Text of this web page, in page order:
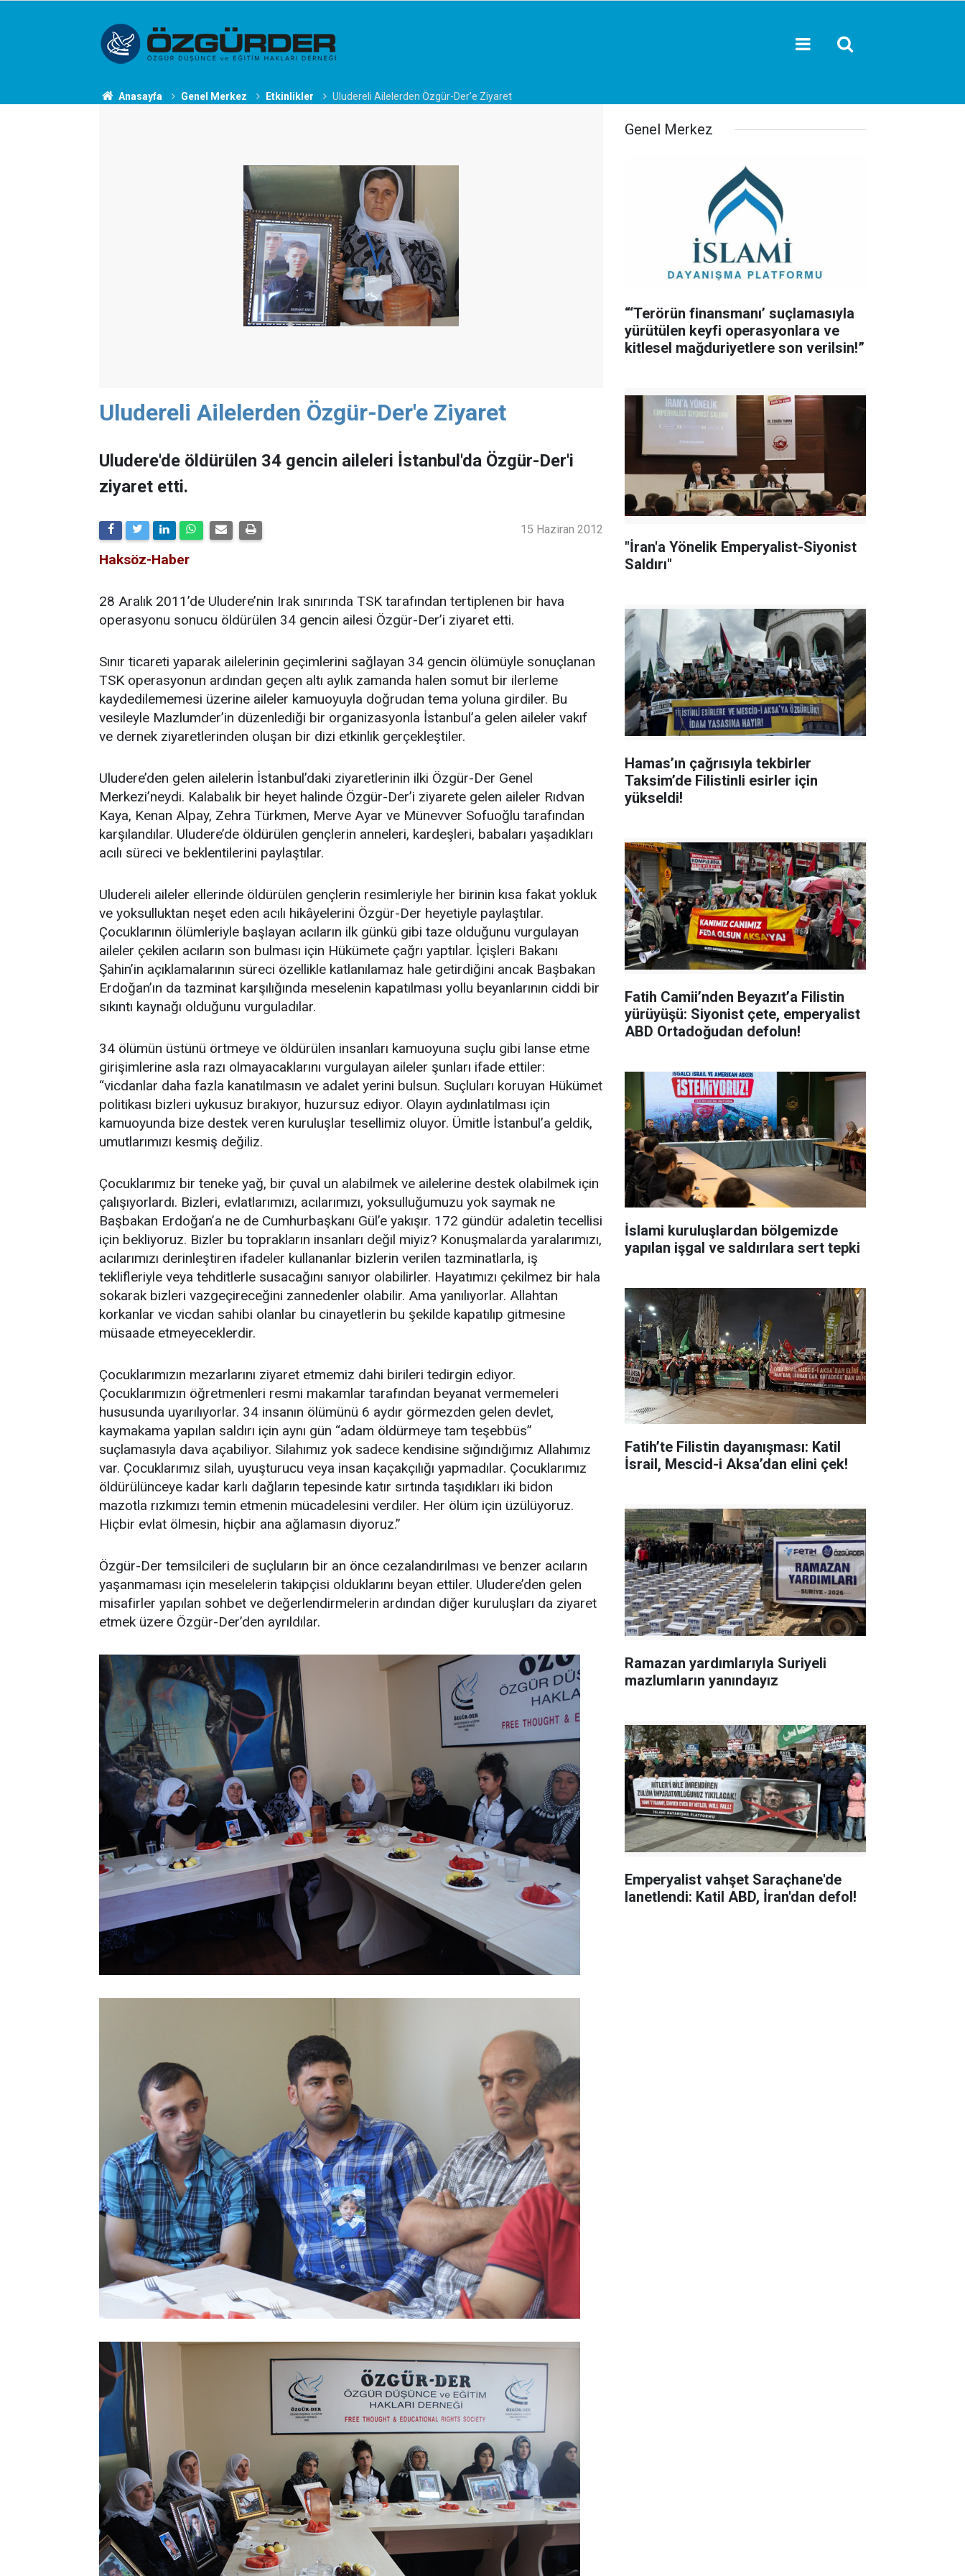
Anasayfa Genel Merkez Etkinlikler Uludereli Ailelerden Özgür-Der'e Ziyaret
Uludereli Ailelerden Özgür-Der'e Ziyaret
Uludere'de öldürülen 34 gencin aileleri İstanbul'da Özgür-Der'i
ziyaret etti.
15 Haziran 2012
Haksöz-Haber
28 Aralık 2011’de Uludere’nin Irak sınırında TSK tarafından tertiplenen bir hava
operasyonu sonucu öldürülen 34 gencin ailesi Özgür-Der’i ziyaret etti.
Sınır ticareti yaparak ailelerinin geçimlerini sağlayan 34 gencin ölümüyle sonuçlanan
TSK operasyonun ardından geçen altı aylık zamanda halen somut bir ilerleme
kaydedilememesi üzerine aileler kamuoyuyla doğrudan tema yoluna girdiler. Bu
vesileyle Mazlumder’in düzenlediği bir organizasyonla İstanbul’a gelen aileler vakıf
ve dernek ziyaretlerinden oluşan bir dizi etkinlik gerçekleştiler.
Uludere’den gelen ailelerin İstanbul’daki ziyaretlerinin ilki Özgür-Der Genel
Merkezi’neydi. Kalabalık bir heyet halinde Özgür-Der’i ziyarete gelen aileler Rıdvan
Kaya, Kenan Alpay, Zehra Türkmen, Merve Ayar ve Münevver Sofuoğlu tarafından
karşılandılar. Uludere’de öldürülen gençlerin anneleri, kardeşleri, babaları yaşadıkları
acılı süreci ve beklentilerini paylaştılar.
Uludereli aileler ellerinde öldürülen gençlerin resimleriyle her birinin kısa fakat yokluk
ve yoksulluktan neşet eden acılı hikâyelerini Özgür-Der heyetiyle paylaştılar.
Çocuklarının ölümleriyle başlayan acıların ilk günkü gibi taze olduğunu vurgulayan
aileler çekilen acıların son bulması için Hükümete çağrı yaptılar. İçişleri Bakanı
Şahin’in açıklamalarının süreci özellikle katlanılamaz hale getirdiğini ancak Başbakan
Erdoğan’ın da tazminat karşılığında meselenin kapatılması yollu beyanlarının ciddi bir
sıkıntı kaynağı olduğunu vurguladılar.
34 ölümün üstünü örtmeye ve öldürülen insanları kamuoyuna suçlu gibi lanse etme
girişimlerine asla razı olmayacaklarını vurgulayan aileler şunları ifade ettiler:
“vicdanlar daha fazla kanatılmasın ve adalet yerini bulsun. Suçluları koruyan Hükümet
politikası bizleri uykusuz bırakıyor, huzursuz ediyor. Olayın aydınlatılması için
kamuoyunda bize destek veren kuruluşlar tesellimiz oluyor. Ümitle İstanbul’a geldik,
umutlarımızı kesmiş değiliz.
Çocuklarımız bir teneke yağ, bir çuval un alabilmek ve ailelerine destek olabilmek için
çalışıyorlardı. Bizleri, evlatlarımızı, acılarımızı, yoksulluğumuzu yok saymak ne
Başbakan Erdoğan’a ne de Cumhurbaşkanı Gül’e yakışır. 172 gündür adaletin tecellisi
için bekliyoruz. Bizler bu toprakların insanları değil miyiz? Konuşmalarda yaralarımızı,
acılarımızı derinleştiren ifadeler kullananlar bizlerin verilen tazminatlarla, iş
teklifleriyle veya tehditlerle susacağını sanıyor olabilirler. Hayatımızı çekilmez bir hala
sokarak bizleri vazgeçireceğini zannedenler olabilir. Ama yanılıyorlar. Allahtan
korkanlar ve vicdan sahibi olanlar bu cinayetlerin bu şekilde kapatılıp gitmesine
müsaade etmeyeceklerdir.
Çocuklarımızın mezarlarını ziyaret etmemiz dahi birileri tedirgin ediyor.
Çocuklarımızın öğretmenleri resmi makamlar tarafından beyanat vermemeleri
hususunda uyarılıyorlar. 34 insanın ölümünü 6 aydır görmezden gelen devlet,
kaymakama yapılan saldırı için aynı gün “adam öldürmeye tam teşebbüs”
suçlamasıyla dava açabiliyor. Silahımız yok sadece kendisine sığındığımız Allahımız
var. Çocuklarımız silah, uyuşturucu veya insan kaçakçılığı yapmadılar. Çocuklarımız
öldürülünceye kadar karlı dağların tepesinde katır sırtında taşıdıkları iki bidon
mazotla rızkımızı temin etmenin mücadelesini verdiler. Her ölüm için üzülüyoruz.
Hiçbir evlat ölmesin, hiçbir ana ağlamasın diyoruz.”
Özgür-Der temsilcileri de suçluların bir an önce cezalandırılması ve benzer acıların
yaşanmaması için meselelerin takipçisi olduklarını beyan ettiler. Uludere’den gelen
misafirler yapılan sohbet ve değerlendirmelerin ardından diğer kuruluşları da ziyaret
etmek üzere Özgür-Der’den ayrıldılar.
Genel Merkez
“‘Terörün finansmanı’ suçlamasıyla
yürütülen keyfi operasyonlara ve
kitlesel mağduriyetlere son verilsin!”
"İran'a Yönelik Emperyalist-Siyonist
Saldırı"
Hamas’ın çağrısıyla tekbirler
Taksim’de Filistinli esirler için
yükseldi!
Fatih Camii’nden Beyazıt’a Filistin
yürüyüşü: Siyonist çete, emperyalist
ABD Ortadoğudan defolun!
İslami kuruluşlardan bölgemizde
yapılan işgal ve saldırılara sert tepki
Fatih’te Filistin dayanışması: Katil
İsrail, Mescid-i Aksa’dan elini çek!
Ramazan yardımlarıyla Suriyeli
mazlumların yanındayız
Emperyalist vahşet Saraçhane'de
lanetlendi: Katil ABD, İran'dan defol!